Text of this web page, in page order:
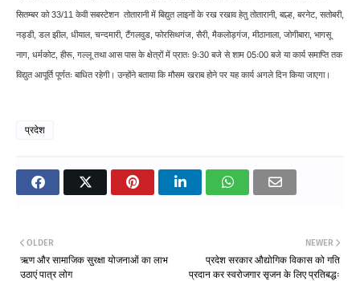
सितम्बर को 33/11 केवी सबस्टेशन तोतारानी में बिद्युत लाइनों के रख रखाव हेतु तोतारानी, बाल्ह, बरनेट, सतोबरी,
नड्डी, डल झील, धीयाल, चन्दमारी, टैंगलवुड, फोरसिथगंज, सैरी, मैकलोड़गंज, मीठानाला, जोगीबारा, भागसू
नाग, धर्मकोट, हीरू, गल्लू तथा आस पास के क्षेत्रों में प्रातः 9ः30 बजे से शाम 05ः00 बजे या कार्य समाप्ति तक
विद्युत आपूर्ति पूर्णतः बाधित रहेगी। उन्होंने बताया कि मौसम खराब होने पर यह कार्य अगले दिन किया जाएगा।
प्रदेश
NEWER
प्रदेश सरकार औद्योगिक विकास को गति
प्रदान कर स्वरोजगार सृजन के लिए प्रतिबद्धः
OLDER
ऋण और सामाजिक सुरक्षा योजनाओं का लाभ
उठाएं पात्र लोग